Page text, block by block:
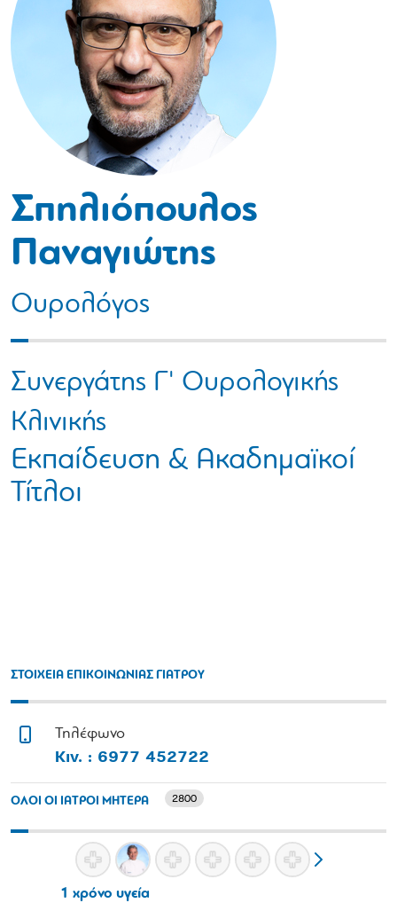
Σπηλιόπουλος
Παναγιώτης
Ουρολόγος
Συνεργάτης Γ' Ουρολογικής
Κλινικής
Εκπαίδευση & Ακαδημαϊκοί
Τίτλοι
ΣΤΟΙΧΕΙΑ ΕΠΙΚΟΙΝΩΝΙΑΣ ΓΙΑΤΡΟΥ
Τηλέφωνο
Κιν. : 6977 452722
ΟΛΟΙ ΟΙ ΙΑΤΡΟΙ ΜΗΤΕΡΑ 2800
1 χρόνο υγεία